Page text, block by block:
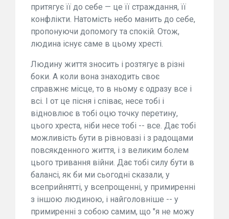
притягує її до себе — це її страждання, її
конфлікти. Натомість небо манить до себе,
пропонуючи допомогу та спокій. Отож,
людина існує саме в цьому хресті.
Людину життя зносить і розтягує в різні
боки. А коли вона знаходить своє
справжнє місце, то в ньому є одразу все і
всі. І от це пісня і співає, несе тобі і
відновлює в тобі оцю точку перетину,
цього хреста, ніби несе тобі -- все. Дає тобі
можливість бути в рівновазі і з радощами
повсякденного життя, і з великим болем
цього тривання війни. Дає тобі силу бути в
балансі, як би ми сьогодні сказали, у
всеприйнятті, у всепрощенні, у примиренні
з іншою людиною, і найголовніше -- у
примиренні з собою самим, що "я не можу